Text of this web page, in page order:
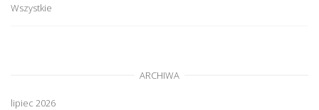
Wszystkie
ARCHIWA
lipiec 2026